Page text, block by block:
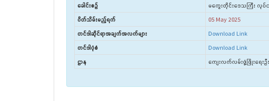
ခေါင်းစဉ်
မကွေးတိုင်းဒေသကြီး လုပ်င
ပိတ်သိမ်းမည့်ရက်
05 May 2025
တင်ဒါဆိုင်ရာအချက်အလက်များ
Download Link
တင်ဒါပုံစံ
Download Link
ဌာန
ကျေးလက်လမ်းဖွံ့ဖြိုးရေးဦး